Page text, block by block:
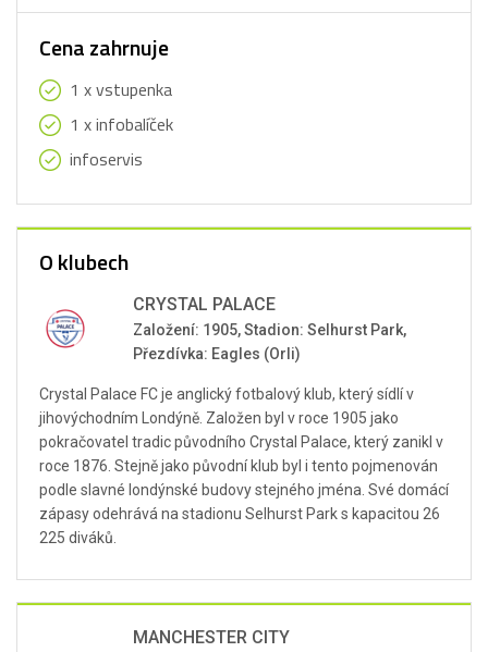
Cena zahrnuje
1 x vstupenka
1 x infobalíček
infoservis
O klubech
CRYSTAL PALACE
Založení: 1905, Stadion: Selhurst Park,
Přezdívka: Eagles (Orli)
Crystal Palace FC je anglický fotbalový klub, který sídlí v
jihovýchodním Londýně. Založen byl v roce 1905 jako
pokračovatel tradic původního Crystal Palace, který zanikl v
roce 1876. Stejně jako původní klub byl i tento pojmenován
podle slavné londýnské budovy stejného jména. Své domácí
zápasy odehrává na stadionu Selhurst Park s kapacitou 26
225 diváků.
MANCHESTER CITY